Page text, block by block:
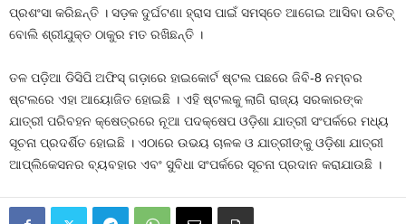
ପ୍ରଶଂସା କରିଛନ୍ତି । ସଡ଼କ ଦୁର୍ଘଟଣା ହ୍ରାସ ପାଇଁ ସମସ୍ତେ ଆଗେଇ ଆସିବା ଉଚିତ୍
ବୋଲି ଶ୍ରୀଯୁକ୍ତ ଠାକୁର ମତ ରଖିଛନ୍ତି ।
ତଳ ପଡ଼ିଆ ଡିସିପି ଅଫିସ୍ ଗଡ଼ାରେ ହାଇକୋର୍ଟ ଷ୍ଟଲ ପଛରେ ଜିବି-8 ନମ୍ବର
ଷ୍ଟଲରେ ଏହା ଆୟୋଜିତ ହୋଇଛି । ଏହି ଷ୍ଟଲକୁ ଲାଗି ରାଜ୍ୟ ସରକାରଙ୍କ
ଯାତ୍ରୀ ପରିବହନ କ୍ଷେତ୍ରରେ ନୂଆ ପଦକ୍ଷେପ ଓଡ଼ିଶା ଯାତ୍ରୀ ସଂପର୍କରେ ମଧ୍ୟ
ସୂଚନା ପ୍ରଦର୍ଶିତ ହୋଇଛି । ଏଠାରେ ଉଭୟ ଚାଳକ ଓ ଯାତ୍ରୀଙ୍କୁ ଓଡ଼ିଶା ଯାତ୍ରୀ
ଆପ୍ଲିକେସନର ବ୍ୟବହାର ଏବଂ ସୁବିଧା ସଂପର୍କରେ ସୂଚନା ପ୍ରଦାନ କରାଯାଉଛି ।